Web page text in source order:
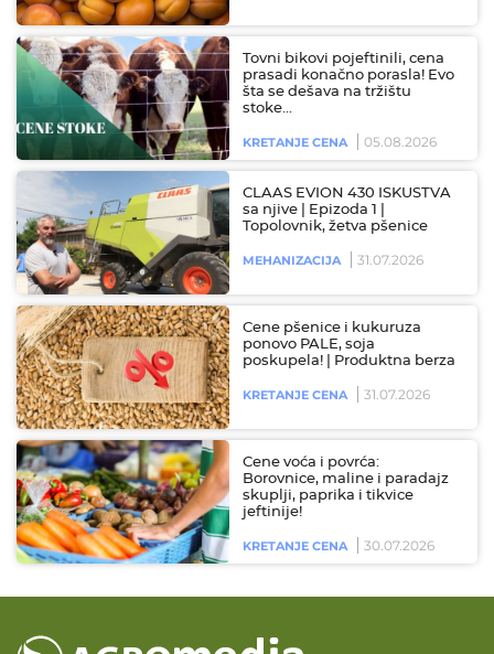
Tovni bikovi pojeftinili, cena
prasadi konačno porasla! Evo
šta se dešava na tržištu
stoke…
KRETANJE CENA 05.08.2026
CLAAS EVION 430 ISKUSTVA
sa njive | Epizoda 1 |
Topolovnik, žetva pšenice
MEHANIZACIJA 31.07.2026
Cene pšenice i kukuruza
ponovo PALE, soja
poskupela! | Produktna berza
KRETANJE CENA 31.07.2026
Cene voća i povrća:
Borovnice, maline i paradajz
skuplji, paprika i tikvice
jeftinije!
KRETANJE CENA 30.07.2026